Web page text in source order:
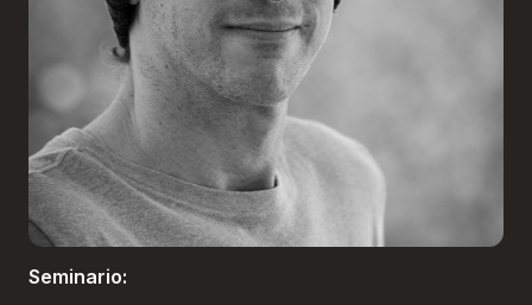
Boletería
Seminario: